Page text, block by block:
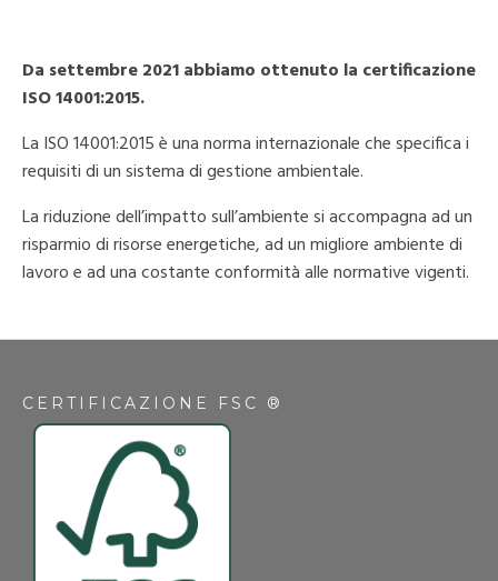
Da settembre 2021 abbiamo ottenuto la certificazione
ISO 14001:2015.
La ISO 14001:2015 è una norma internazionale che specifica i
requisiti di un sistema di gestione ambientale.
La riduzione dell’impatto sull’ambiente si accompagna ad un
risparmio di risorse energetiche, ad un migliore ambiente di
lavoro e ad una costante conformità alle normative vigenti.
CERTIFICAZIONE FSC ®